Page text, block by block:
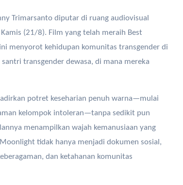
Trimarsanto diputar di ruang audiovisual
(21/8). Film yang telah meraih Best
menyorot kehidupan komunitas transgender di
transgender dewasa, di mana mereka
potret keseharian penuh warna—mulai
kelompok intoleran—tanpa sedikit pun
menampilkan wajah kemanusiaan yang
tidak hanya menjadi dokumen sosial,
dan ketahanan komunitas